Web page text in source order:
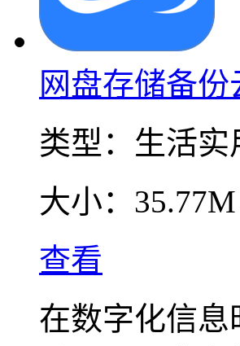
网盘存储备份
类型： 生活实
大小： 35.77M
查看
在数字化信